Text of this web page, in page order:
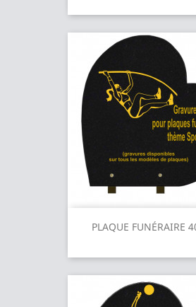
PLAQUE FUNÉRAIRE